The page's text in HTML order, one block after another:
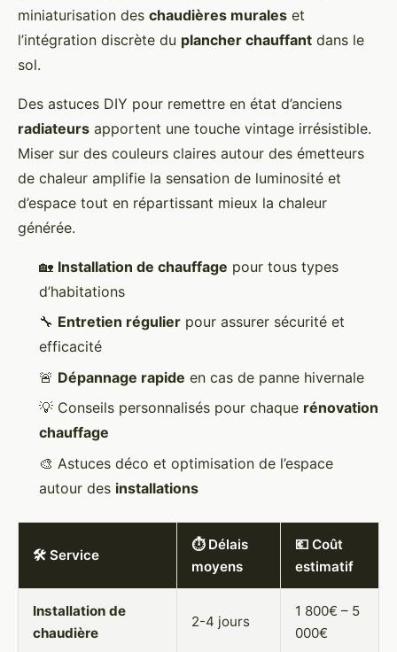
miniaturisation des chaudières murales et
l’intégration discrète du plancher chauffant dans le
sol.
Des astuces DIY pour remettre en état d’anciens
radiateurs apportent une touche vintage irrésistible.
Miser sur des couleurs claires autour des émetteurs
de chaleur amplifie la sensation de luminosité et
d’espace tout en répartissant mieux la chaleur
générée.
🏡 Installation de chauffage pour tous types
d’habitations
🔧 Entretien régulier pour assurer sécurité et
efficacité
🚨 Dépannage rapide en cas de panne hivernale
💡 Conseils personnalisés pour chaque rénovation
chauffage
🎨 Astuces déco et optimisation de l’espace
autour des installations
🛠️ Service
⏱️ Délais
moyens
💶 Coût
estimatif
Installation de
chaudière
2-4 jours
1 800€ – 5
000€